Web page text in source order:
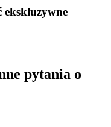
ekskluzywne
pytania o